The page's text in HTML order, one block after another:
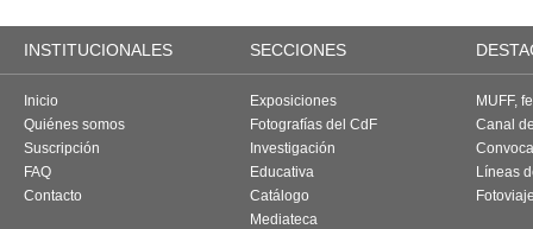
INSTITUCIONALES SECCIONES
Inicio
Quiénes somos
Suscripción
FAQ
Contacto
Exposiciones
Fotografías del CdF
Investigación
Educativa
Catálogo
Mediateca
MUFF,
Canal
Líneas